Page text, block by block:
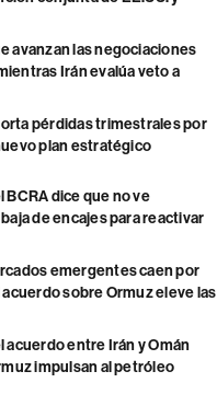
avanzan las negociaciones
Irán evalúa veto a
pérdidas trimestrales por
plan estratégico
dice que no ve
de encajes para reactivar
emergentes caen por
sobre Ormuz eleve las
acuerdo entre Irán y Omán
impulsan al petróleo